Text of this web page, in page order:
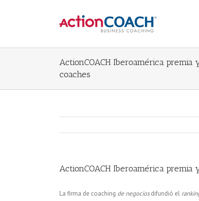
ActionCOACH Iberoamérica
coaches
ActionCOACH Iberoamérica
La firma de coaching de negociosdifundió el